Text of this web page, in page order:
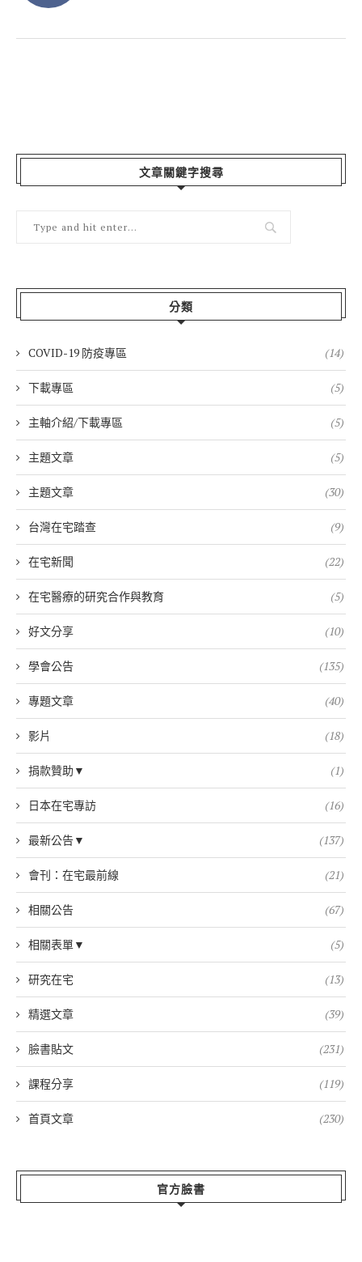
文章關鍵字搜尋
分類
COVID-19 防疫專區 (14)
下載專區 (5)
主軸介紹/下載專區 (5)
主題文章 (5)
主題文章 (30)
台灣在宅踏查 (9)
在宅新聞 (22)
在宅醫療的研究合作與教育 (5)
好文分享 (10)
學會公告 (135)
專題文章 (40)
影片 (18)
捐款贊助▼ (1)
日本在宅專訪 (16)
最新公告▼ (137)
會刊：在宅最前線 (21)
相關公告 (67)
相關表單▼ (5)
研究在宅 (13)
精選文章 (39)
臉書貼文 (231)
課程分享 (119)
首頁文章 (230)
官方臉書